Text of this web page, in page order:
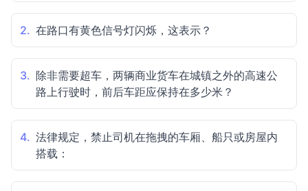
2. 在路口有黄色信号灯闪烁，这表示？
3. 除非需要超车，两辆商业货车在城镇之外的高速公
路上行驶时，前后车距应保持在多少米？
4. 法律规定，禁止司机在拖拽的车厢、船只或房屋内
搭载：